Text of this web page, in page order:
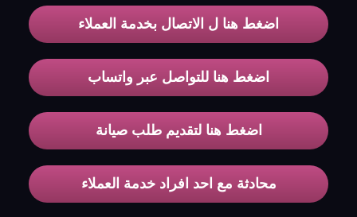
اضغط هنا ل الاتصال بخدمة العملاء
اضغط هنا للتواصل عبر واتساب
اضغط هنا لتقديم طلب صيانة
محادثة مع احد افراد خدمة العملاء